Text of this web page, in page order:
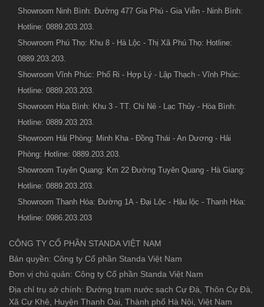
Showroom Ninh Bình: Đường 477 Gia Phú - Gia Viễn - Ninh Bình:
Hotline: 0889.203.203.
Showroom Phú Thọ: Khu 8 - Hà Lộc - Thị Xã Phú Thọ: Hotline:
0889.203.203.
Showroom Vĩnh Phúc: Phố Ri - Hợp Lý - Lập Thạch - Vĩnh Phúc:
Hotline: 0889.203.203.
Showroom Hòa Bình: Khu 3 - TT. Chi Nê - Lạc Thủy - Hòa Bình:
Hotline: 0889.203.203.
Showroom Hải Phòng: Minh Kha - Đồng Thái - An Dương - Hải
Phòng: Hotline: 0889.203.203.
Showroom Tuyên Quang: Km 22 Đường Tuyên Quang - Hà Giang:
Hotline: 0889.203.203.
Showroom Thanh Hóa: Đường 1A - Đại Lộc - Hậu lộc - Thanh Hóa:
Hotline: 0986.203.203
CÔNG TY CỔ PHẦN STANDA VIỆT NAM
Bản quyền: Công ty Cổ phần Standa Việt Nam
Đơn vị chủ quản: Công ty Cổ phần Standa Việt Nam
Địa chỉ trụ sở chính: Đường trạm nước sạch Cự Đà, Thôn Cự Đà,
Xã Cự Khê, Huyện Thanh Oai, Thành phố Hà Nội, Việt Nam